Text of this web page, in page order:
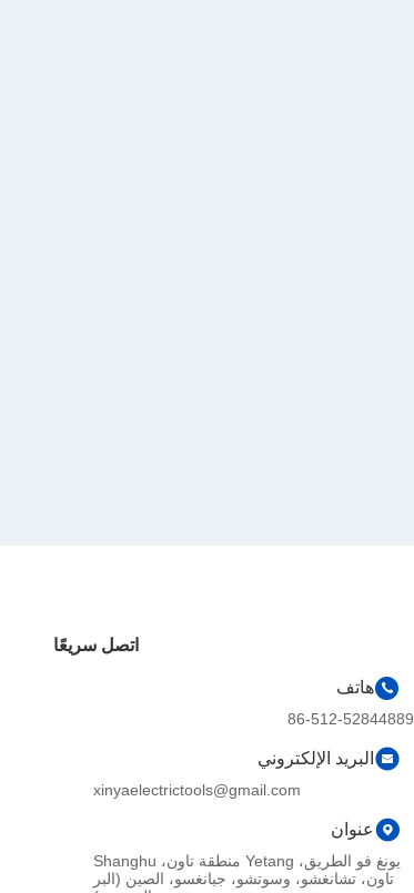
اتصل سريعًا
هاتف
86-512-52844889
البريد الإلكتروني
xinyaelectrictools@gmail.com
عنوان
يونغ فو الطريق، Yetang منطقة تاون، Shanghu
تاون، تشانغشو، وسوتشو، جيانغسو، الصين (البر